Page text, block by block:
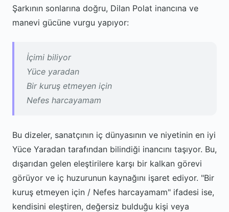
Şarkının sonlarına doğru, Dilan Polat inancına ve
manevi gücüne vurgu yapıyor:
İçimi biliyor
Yüce yaradan
Bir kuruş etmeyen için
Nefes harcayamam
Bu dizeler, sanatçının iç dünyasının ve niyetinin en iyi
Yüce Yaradan tarafından bilindiği inancını taşıyor. Bu,
dışarıdan gelen eleştirilere karşı bir kalkan görevi
görüyor ve iç huzurunun kaynağını işaret ediyor. "Bir
kuruş etmeyen için / Nefes harcayamam" ifadesi ise,
kendisini eleştiren, değersiz bulduğu kişi veya